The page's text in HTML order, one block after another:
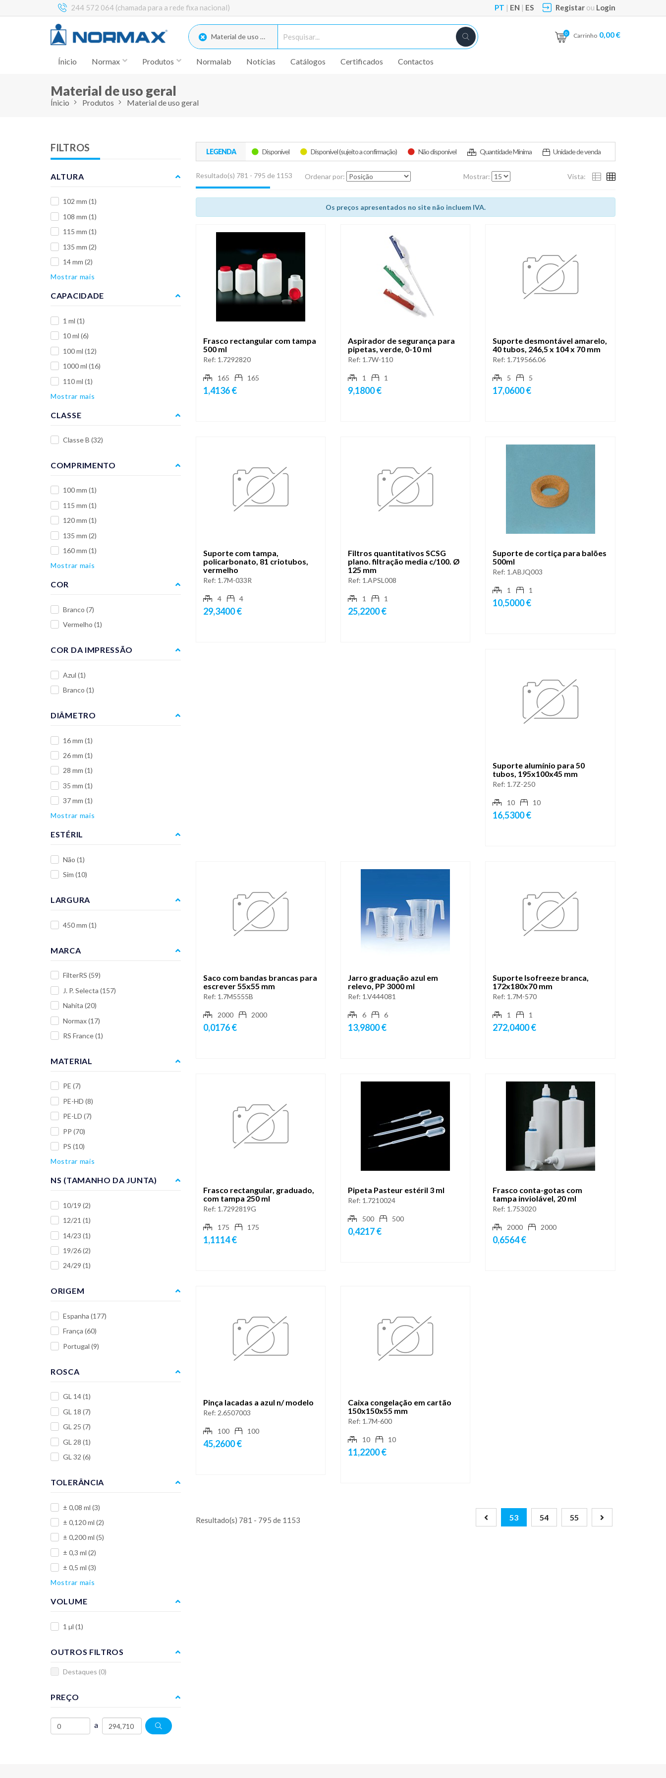
244 572 064 (chamada para a rede fixa nacional) PT | EN | ES Registar ou Login
0 Carrinho 0,00 €
Material de uso geral
Ínicio Normax Produtos Normalab Notícias Catálogos Certificados Contactos
Material de uso geral
Ínicio Produtos Material de uso geral
LEGENDA Disponível Disponível (sujeito a confirmação) Não disponível Quantidade Mínima Unidade de venda
Resultado(s) 781 - 795 de 1153 Ordenar por: Mostrar: Vista:
Os preços apresentados no site não incluem IVA.
Frasco rectangular com tampa
500 ml
Ref: 1.7292820
165 165
1,4136 €
Aspirador de segurança para
pipetas, verde, 0-10 ml
Ref: 1.7W-110
1 1
9,1800 €
Suporte desmontável amarelo,
40 tubos, 246,5 x 104 x 70 mm
Ref: 1.719566.06
5 5
17,0600 €
Suporte com tampa,
policarbonato, 81 criotubos,
vermelho
Ref: 1.7M-033R
4 4
29,3400 €
Filtros quantitativos SCSG
plano. filtração media c/100. Ø
125 mm
Ref: 1.APSL008
1 1
25,2200 €
Suporte de cortiça para balões
500ml
Ref: 1.ABJQ003
1 1
10,5000 €
Suporte alumínio para 50
tubos, 195x100x45 mm
Ref: 1.7Z-250
10 10
16,5300 €
Saco com bandas brancas para
escrever 55x55 mm
Ref: 1.7M5555B
2000 2000
0,0176 €
Jarro graduação azul em
relevo, PP 3000 ml
Ref: 1.V444081
6 6
13,9800 €
Suporte Isofreeze branca,
172x180x70 mm
Ref: 1.7M-570
1 1
272,0400 €
Frasco rectangular, graduado,
com tampa 250 ml
Ref: 1.7292819G
175 175
1,1114 €
Pipeta Pasteur estéril 3 ml
Ref: 1.7210024
500 500
0,4217 €
Frasco conta-gotas com
tampa inviolável, 20 ml
Ref: 1.753020
2000 2000
0,6564 €
Pinça lacadas a azul n/ modelo
Ref: 2.6507003
100 100
45,2600 €
Caixa congelação em cartão
150x150x55 mm
Ref: 1.7M-600
10 10
11,2200 €
Resultado(s) 781 - 795 de 1153 53 54 55
FILTROS
ALTURA
102 mm (1)
108 mm (1)
115 mm (1)
135 mm (2)
14 mm (2)
Mostrar mais
CAPACIDADE
1 ml (1)
10 ml (6)
100 ml (12)
1000 ml (16)
110 ml (1)
Mostrar mais
CLASSE
Classe B (32)
COMPRIMENTO
100 mm (1)
115 mm (1)
120 mm (1)
135 mm (2)
160 mm (1)
Mostrar mais
COR
Branco (7)
Vermelho (1)
COR DA IMPRESSÃO
Azul (1)
Branco (1)
DIÂMETRO
16 mm (1)
26 mm (1)
28 mm (1)
35 mm (1)
37 mm (1)
Mostrar mais
ESTÉRIL
Não (1)
Sim (10)
LARGURA
450 mm (1)
MARCA
FilterRS (59)
J. P. Selecta (157)
Nahita (20)
Normax(17)
RS France(1)
MATERIAL
PE (7)
PE-HD (8)
PE-LD (7)
PP (70)
PS (10)
Mostrar mais
NS (TAMANHO DA JUNTA)
10/19 (2)
12/21 (1)
14/23 (1)
19/26(2)
24/29 (1)
ORIGEM
Espanha (177)
França (60)
Portugal (9)
ROSCA
GL 14(1)
GL 18 (7)
GL 25 (7)
GL 28 (1)
GL 32 (6)
TOLERÂNCIA
± 0,08 ml (3)
± 0,120 ml (2)
± 0,200 ml (5)
± 0,3 ml (2)
± 0,5 ml (3)
Mostrar mais
VOLUME
1 µl (1)
OUTROS FILTROS
Destaques (0)
PREÇO
a